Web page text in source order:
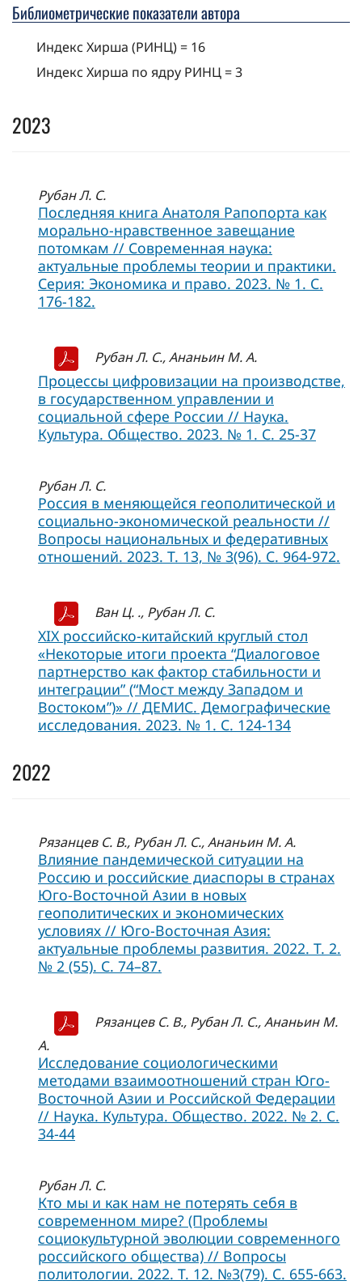
Библиометрические показатели автора
Индекс Хирша (РИНЦ) = 16
Индекс Хирша по ядру РИНЦ = 3
2023
Рубан Л. С.
Последняя книга Анатоля Рапопорта как
морально-нравственное завещание
потомкам // Современная наука:
актуальные проблемы теории и практики.
Серия: Экономика и право. 2023. № 1. С.
176-182.
Рубан Л. С., Ананьин М. А.
Процессы цифровизации на производстве,
в государственном управлении и
социальной сфере России // Наука.
Культура. Общество. 2023. № 1. С. 25-37
Рубан Л. С.
Россия в меняющейся геополитической и
социально-экономической реальности //
Вопросы национальных и федеративных
отношений. 2023. Т. 13, № 3(96). С. 964-972.
Ван Ц. ., Рубан Л. С.
XIX российско-китайский круглый стол
«Некоторые итоги проекта “Диалоговое
партнерство как фактор стабильности и
интеграции” (“Мост между Западом и
Востоком”)» // ДЕМИС. Демографические
исследования. 2023. № 1. С. 124-134
2022
Рязанцев С. В., Рубан Л. С., Ананьин М. А.
Влияние пандемической ситуации на
Россию и российские диаспоры в странах
Юго-Восточной Азии в новых
геополитических и экономических
условиях // Юго-Восточная Азия:
актуальные проблемы развития. 2022. Т. 2.
№ 2 (55). С. 74–87.
Рязанцев С. В., Рубан Л. С., Ананьин М.
А.
Исследование социологическими
методами взаимоотношений стран Юго-
Восточной Азии и Российской Федерации
// Наука. Культура. Общество. 2022. № 2. С.
34-44
Рубан Л. С.
Кто мы и как нам не потерять себя в
современном мире? (Проблемы
социокультурной эволюции современного
российского общества) // Вопросы
политологии. 2022. Т. 12. №3(79). С. 655-663.